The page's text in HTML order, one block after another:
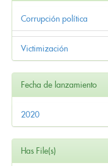
Corrupción política
Victimización
Fecha de lanzamiento
2020
Has File(s)